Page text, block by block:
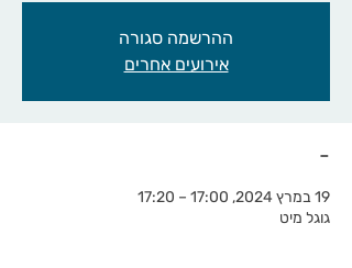
ההרשמה סגורה
אירועים אחרים
-
19 במרץ 2024, 17:00 – 17:20
גוגל מיט